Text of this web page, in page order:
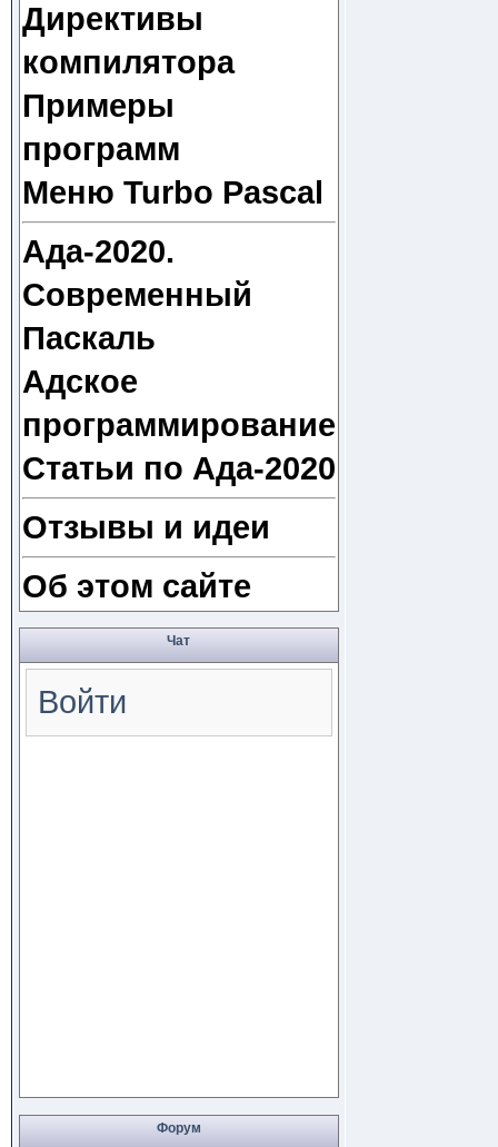
Директивы
компилятора
Примеры
программ
Меню Turbo Pascal
Ада-2020.
Современный
Паскаль
Адское
программирование
Статьи по Ада-2020
Отзывы и идеи
Об этом сайте
Чат
Войти
Форум